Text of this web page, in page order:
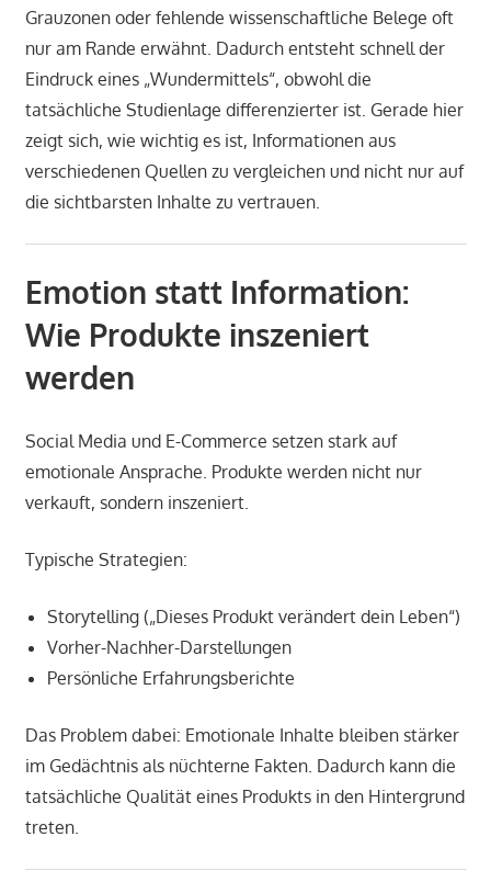
Grauzonen oder fehlende wissenschaftliche Belege oft
nur am Rande erwähnt. Dadurch entsteht schnell der
Eindruck eines „Wundermittels“, obwohl die
tatsächliche Studienlage differenzierter ist. Gerade hier
zeigt sich, wie wichtig es ist, Informationen aus
verschiedenen Quellen zu vergleichen und nicht nur auf
die sichtbarsten Inhalte zu vertrauen.
Emotion statt Information:
Wie Produkte inszeniert
werden
Social Media und E-Commerce setzen stark auf
emotionale Ansprache. Produkte werden nicht nur
verkauft, sondern inszeniert.
Typische Strategien:
Storytelling („Dieses Produkt verändert dein Leben“)
Vorher-Nachher-Darstellungen
Persönliche Erfahrungsberichte
Das Problem dabei: Emotionale Inhalte bleiben stärker
im Gedächtnis als nüchterne Fakten. Dadurch kann die
tatsächliche Qualität eines Produkts in den Hintergrund
treten.